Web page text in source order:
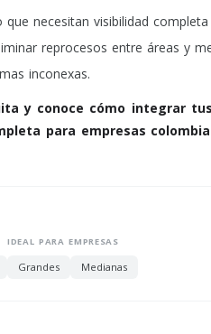
que necesitan visibilidad
reprocesos entre áreas y
inconexas.
y conoce cómo integrar
para empresas
IDEAL PARA EMPRESAS
Grandes Medianas